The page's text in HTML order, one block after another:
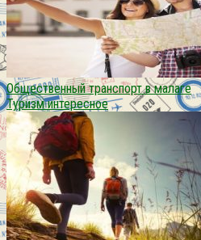
Общественный транспорт в малаге
Туризм интересное